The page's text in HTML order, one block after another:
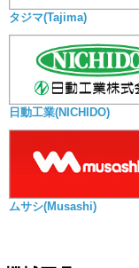
タジマ(Tajima)
日動工業(NICHIDO)
ムサシ(Musashi)